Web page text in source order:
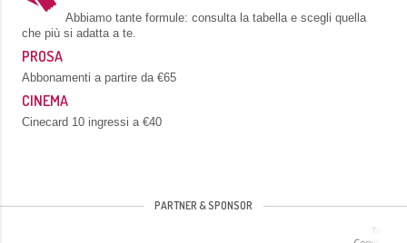
Abbiamo tante formule: consulta la tabella e scegli quella
che più si adatta a te.
PROSA
Abbonamenti a partire da €65
CINEMA
Cinecard 10 ingressi a €40
PARTNER & SPONSOR